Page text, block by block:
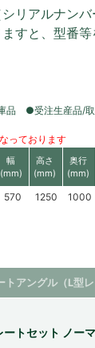
リアルナン
すと、型番等
●受注生産品/
っております
幅
(mm)
高さ
(mm)
奥行
(mm)
570 1250 1000
トアングル（L型レ
ートセット ノー